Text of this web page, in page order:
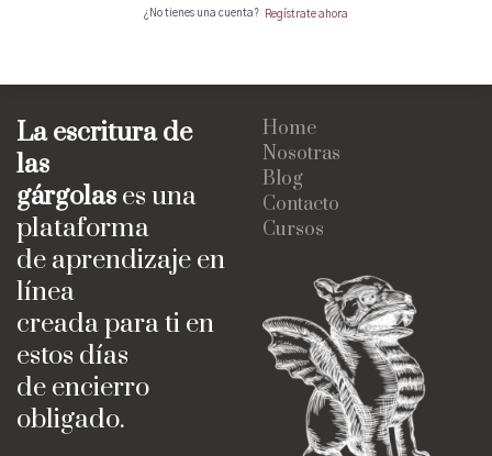
¿No tienes una cuenta? Regístrate ahora
La escritura de
las
gárgolas es una
plataforma
de aprendizaje en
línea
creada para ti en
estos días
de encierro
obligado.
Home
Nosotras
Blog
Contacto
Cursos